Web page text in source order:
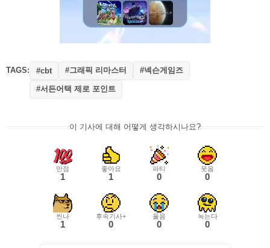
TAGS: #cbt #그래픽 리마스터 #넥슨게임즈
#서든어택 제로 포인트
이 기사에 대해 어떻게 생각하시나요?
만점
1
좋아요
1
파티
0
웃음
0
씬나
1
후속기사+
0
울음
0
녹는다
0